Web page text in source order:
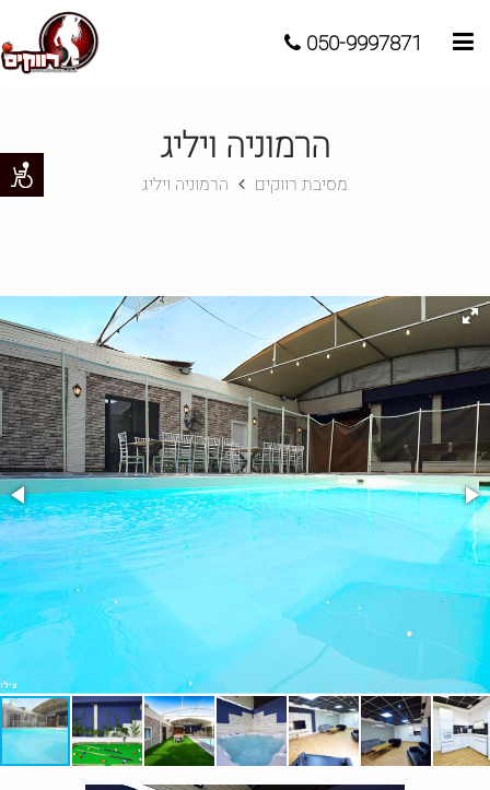
050-9997871
הרמוניה ויליג
מסיבת רווקים הרמוניה ויליג